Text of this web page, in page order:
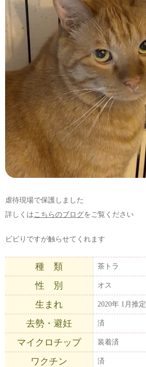
虐待現場で保護しました
詳しくは こちらのブログをご覧ください
ビビりですが触らせてくれます
種 類 茶トラ
性 別 オス
生まれ 2020年 1月推定
去勢・避妊 済
マイクロチップ 装着済
ワクチン 済